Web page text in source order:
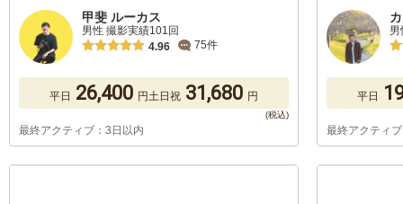
甲斐 ルーカス
男性 撮影実績101回
4.96
75件
平日 26,400 円土日祝 31,680 円
最終アクティブ：3日以内
平日
最終アクティ